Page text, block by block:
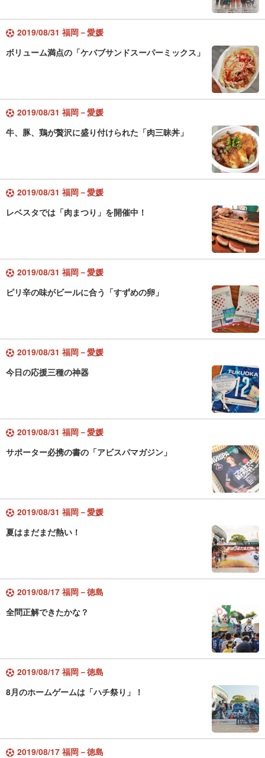
2019/08/31 福岡－愛媛
ボリューム満点の「ケバブサンドスーパーミックス」
2019/08/31 福岡－愛媛
牛、豚、鶏が贅沢に盛り付けられた「肉三昧丼」
2019/08/31 福岡－愛媛
レベスタでは「肉まつり」を開催中！
2019/08/31 福岡－愛媛
ピリ辛の味がビールに合う「すずめの卵」
2019/08/31 福岡－愛媛
今日の応援三種の神器
2019/08/31 福岡－愛媛
サポーター必携の書の「アビスパマガジン」
2019/08/31 福岡－愛媛
夏はまだまだ熱い！
2019/08/17 福岡－徳島
全問正解できたかな？
2019/08/17 福岡－徳島
8月のホームゲームは「ハチ祭り」！
2019/08/17 福岡－徳島